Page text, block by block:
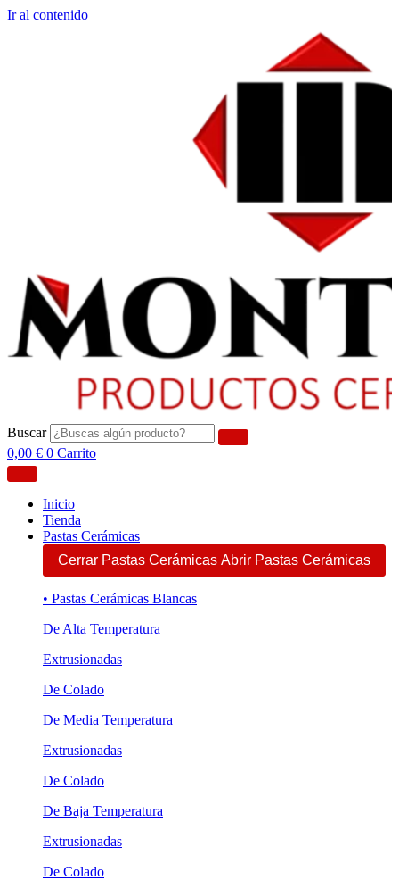
Ir al contenido
Buscar
0,00 € 0 Carrito
Inicio
Tienda
Pastas Cerámicas
Cerrar Pastas Cerámicas Abrir Pastas Cerámicas
• Pastas Cerámicas Blancas
De Alta Temperatura
Extrusionadas
De Colado
De Media Temperatura
Extrusionadas
De Colado
De Baja Temperatura
Extrusionadas
De Colado